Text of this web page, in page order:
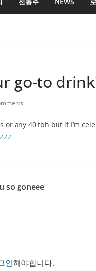
go-to
or any 40 tbh but if I’m
so goneee
인해야합니다.